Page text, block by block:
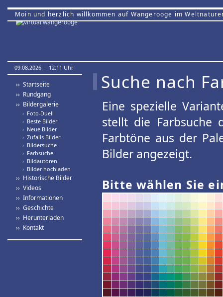
Moin und herzlich willkommen auf Wangerooge im
09.08.2026 · 12:11 Uhr.
›› Startseite
›› Rundgang
›› Bildergalerie
› Foto-Duell
› Beste Bilder
› Neue Bilder
› Zufalls-Bilder
› Bildersuche
› Farbsuche
› Bildautoren
› Bilder hochladen
›› Historische Bilder
›› Videos
›› Informationen
›› Geschichte
›› Herunterladen
›› Kontakt
Suche nach
Eine spezielle
stellt die Farbsuche
Farbtöne aus der
Bilder angezeigt.
Bitte wählen Sie